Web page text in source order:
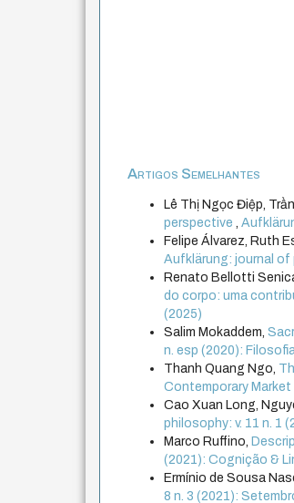
Artigos Semelhantes
Lê Thị Ngọc Điệp,
perspective,
Felipe Álvarez, Ruth
Aufklärung: journal of
Renato Bellotti
do corpo: uma
(2025)
Salim Mokaddem,
n. esp (2020):
Thanh Quang Ngo,
Contemporary
Cao Xuan Long,
philosophy: v. 11 n. 1
Marco Ruffino,
(2021): Cognição &
Ermínio de Sousa
8 n. 3 (2021):